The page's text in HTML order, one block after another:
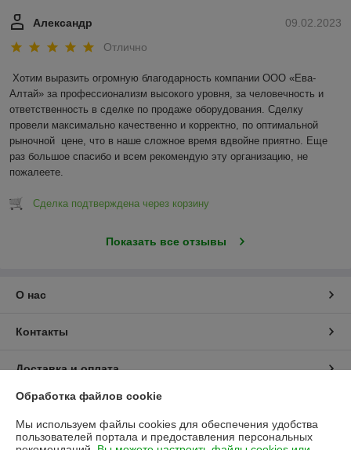
09.02.2023
Александр
Отлично
Хотим выразить огромную благодарность компании ООО «Ева-
Алтай» за профессионализм высокого уровня, за человечность и
ответственность в сделке по продаже оборудования. Сделку
провели максимально качественно и корректно, по оптимальной
рыночной  цене, что в наше сложное время вдвойне приятно. Еще
раз большое спасибо и всем рекомендую эту организацию, не
пожалеете.
Сделка подтверждена через корзину
Показать все отзывы
О нас
Контакты
Доставка и оплата
График работы
Полная версия сайта
Обработка файлов cookie
Мы используем файлы cookies для обеспечения удобства
пользователей портала и предоставления персональных